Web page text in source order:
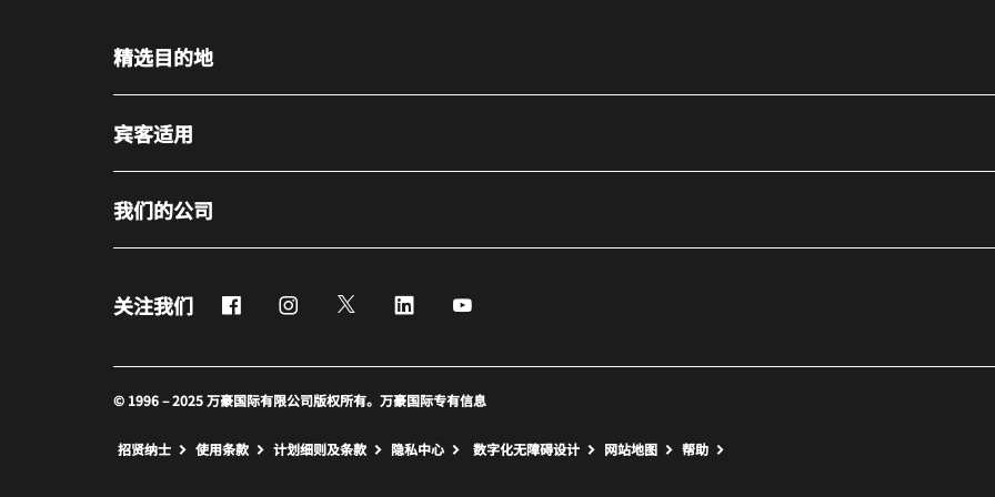
精选目的地
宾客适用
我们的公司
关注我们 FacebookInstagramTwitter LinkedIn
© 1996 – 2025 万豪国际有限公司版权所有。万豪国际专有信息
招贤纳士 使用条款 计划细则及条款 隐私中心 数字化无障碍设计 网站地图 打开新窗口
帮助